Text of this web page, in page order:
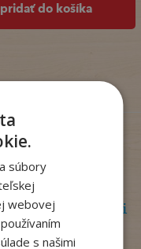
pridať do košíka
v akcii
súbory
webovej
s našimi